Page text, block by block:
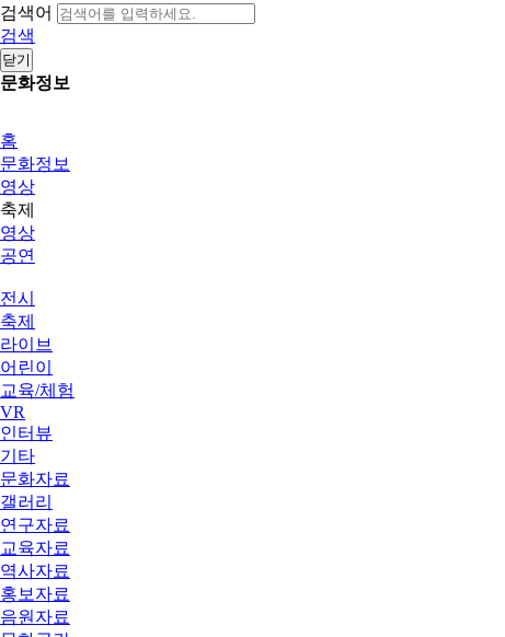
검색어
검색
닫기
문화정보
홈
문화정보
영상
축제
영상
공연
전시
축제
라이브
어린이
교육/체험
VR
인터뷰
기타
문화자료
갤러리
연구자료
교육자료
역사자료
홍보자료
음원자료